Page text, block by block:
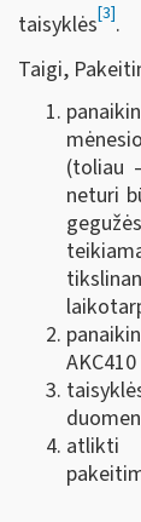
taisyklės[3].
Taigi,
(toliau
neturi
atlikti